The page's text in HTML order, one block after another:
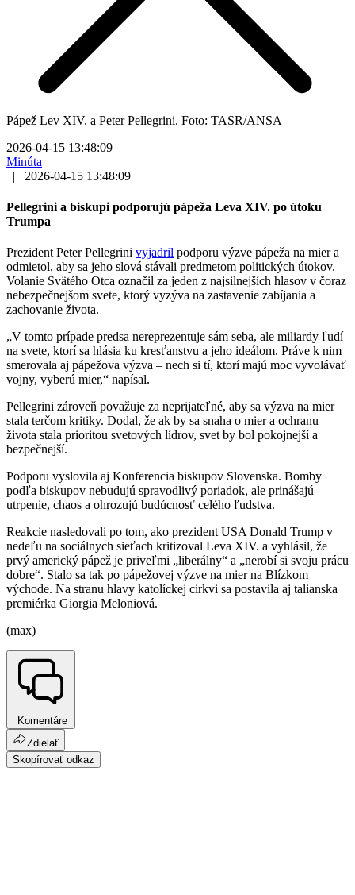
Pápež Lev XIV. a Peter Pellegrini. Foto: TASR/ANSA
2026-04-15 13:48:09
Minúta
|
2026-04-15 13:48:09
Pellegrini a biskupi podporujú pápeža Leva XIV. po útoku
Trumpa
Prezident Peter Pellegrini vyjadril podporu výzve pápeža na mier a
odmietol, aby sa jeho slová stávali predmetom politických útokov.
Volanie Svätého Otca označil za jeden z najsilnejších hlasov v čoraz
nebezpečnejšom svete, ktorý vyzýva na zastavenie zabíjania a
zachovanie života.
„V tomto prípade predsa nereprezentuje sám seba, ale miliardy ľudí
na svete, ktorí sa hlásia ku kresťanstvu a jeho ideálom. Práve k nim
smerovala aj pápežova výzva – nech si tí, ktorí majú moc vyvolávať
vojny, vyberú mier,“ napísal.
Pellegrini zároveň považuje za neprijateľné, aby sa výzva na mier
stala terčom kritiky. Dodal, že ak by sa snaha o mier a ochranu
života stala prioritou svetových lídrov, svet by bol pokojnejší a
bezpečnejší.
Podporu vyslovila aj Konferencia biskupov Slovenska. Bomby
podľa biskupov nebudujú spravodlivý poriadok, ale prinášajú
utrpenie, chaos a ohrozujú budúcnosť celého ľudstva.
Reakcie nasledovali po tom, ako prezident USA Donald Trump v
nedeľu na sociálnych sieťach kritizoval Leva XIV. a vyhlásil, že
prvý americký pápež je priveľmi „liberálny“ a „nerobí si svoju prácu
dobre“. Stalo sa tak po pápežovej výzve na mier na Blízkom
východe. Na stranu hlavy katolíckej cirkvi sa postavila aj talianska
premiérka Giorgia Meloniová.
(max)
Komentáre
Zdielať
Skopírovať odkaz